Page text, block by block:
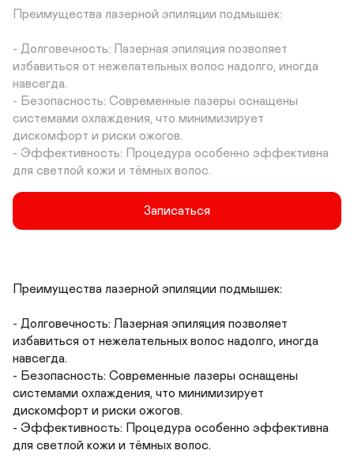
Преимущества лазерной эпиляции подмышек:
- Долговечность: Лазерная эпиляция позволяет
избавиться от нежелательных волос надолго, иногда
навсегда.
- Безопасность: Современные лазеры оснащены
системами охлаждения, что минимизирует
дискомфорт и риски ожогов.
- Эффективность: Процедура особенно эффективна
для светлой кожи и тёмных волос.
Записаться
Преимущества лазерной эпиляции подмышек:
- Долговечность: Лазерная эпиляция позволяет
избавиться от нежелательных волос надолго, иногда
навсегда.
- Безопасность: Современные лазеры оснащены
системами охлаждения, что минимизирует
дискомфорт и риски ожогов.
- Эффективность: Процедура особенно эффективна
для светлой кожи и тёмных волос.